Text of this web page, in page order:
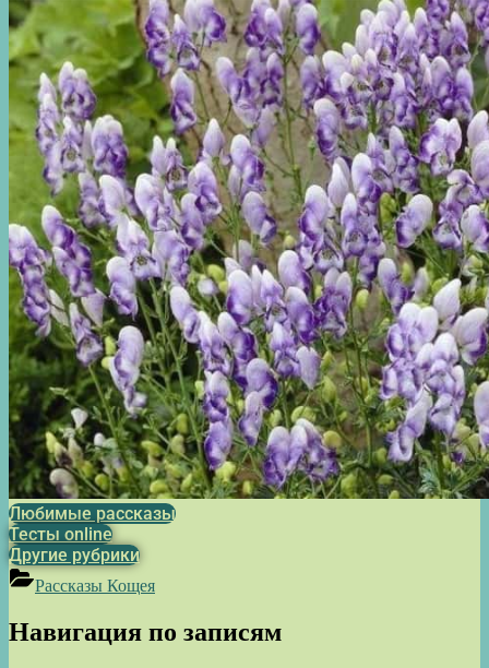
Любимые рассказы
Тесты online
Другие рубрики
Рассказы Кощея
Навигация по записям